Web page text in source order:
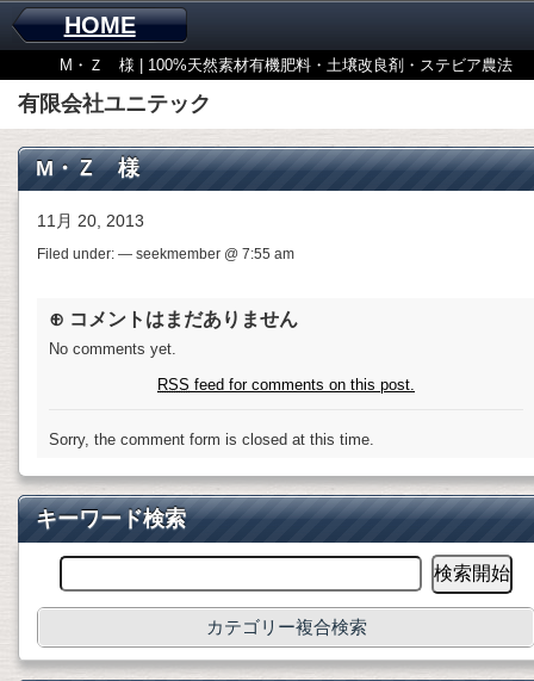
HOME
M・Ｚ 様 | 100%天然素材有機肥料・土壌改良剤・ステビア農法
有限会社ユニテック
M・Ｚ 様
11月 20, 2013
Filed under: — seekmember @ 7:55 am
⊕ コメントはまだありません
No comments yet.
RSS feed for comments on this post.
Sorry, the comment form is closed at this time.
キーワード検索
カテゴリー複合検索